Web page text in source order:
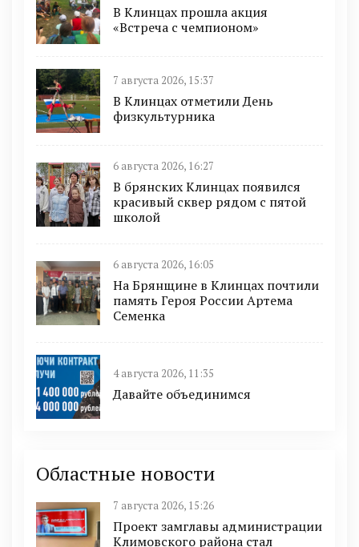
В Клинцах прошла акция
«Встреча с чемпионом»
7 августа 2026, 15:37
В Клинцах отметили День
физкультурника
6 августа 2026, 16:27
В брянских Клинцах появился
красивый сквер рядом с пятой
школой
6 августа 2026, 16:05
На Брянщине в Клинцах почтили
память Героя России Артема
Семенка
4 августа 2026, 11:35
Давайте объединимся
Областные новости
7 августа 2026, 15:26
Проект замглавы администрации
Климовского района стал